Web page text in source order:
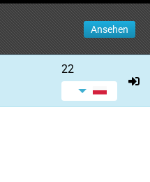
Ansehen
22